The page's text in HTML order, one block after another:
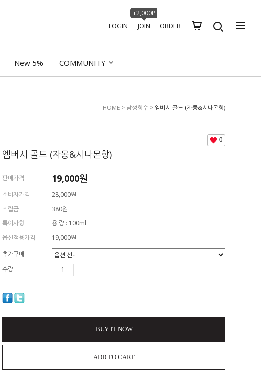
LOGIN JOIN
+2,000P
ORDER
New 5% COMMUNITY
HOME > 남성향수 > 엠버시 골드 (자몽&시나몬향)
0
엠버시 골드 (자몽&시나몬향)
판매가격 19,000원
소비자가격
28,000원
적립금
380원
특이사항
용 량 : 100ml
옵션적용가격
19,000원
추가구매
수량
BUY IT NOW
ADD TO CART